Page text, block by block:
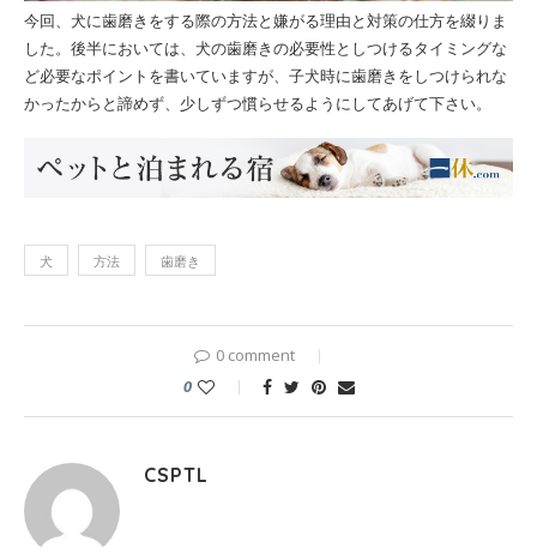
今回、犬に歯磨きをする際の方法と嫌がる理由と対策の仕方を綴りま
した。後半においては、犬の歯磨きの必要性としつけるタイミングな
ど必要なポイントを書いていますが、子犬時に歯磨きをしつけられな
かったからと諦めず、少しずつ慣らせるようにしてあげて下さい。
犬 方法 歯磨き
0 comment
0
CSPTL